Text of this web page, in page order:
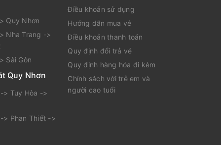
Quy Nhơn
Nha Trang ->
Sài Gòn
Quy Nhơn
> Tuy Hòa ->
> Phan Thiết ->
Điều khoản sử dụng
Hướng dẫn mua vé
Điều khoản thanh toán
Quy định đổi trả vé
Quy định hàng hóa đi kèm
Chính sách với trẻ em và
người cao tuổi